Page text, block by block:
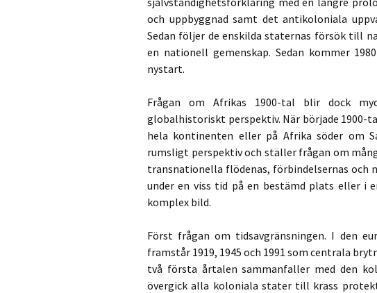
och uppbyggnad samt det antikoloniala
Sedan följer de enskilda staternas försök till
en nationell gemenskap. Sedan kommer
nystart.
Frågan om Afrikas 1900-tal blir dock
globalhistoriskt perspektiv. När började 1900-
hela kontinenten eller på Afrika söder om
rumsligt perspektiv och ställer frågan om
transnationella flödenas, förbindelsernas och
under en viss tid på en bestämd plats eller i
komplex bild.
Först frågan om tidsavgränsningen. I den
framstår 1919, 1945 och 1991 som centrala
två första årtalen sammanfaller med den
övergick alla koloniala stater till krass